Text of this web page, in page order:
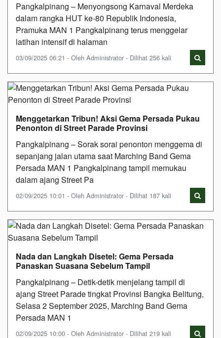
Pangkalpinang – Menyongsong Karnaval Merdeka
dalam rangka HUT ke-80 Republik Indonesia,
Pramuka MAN 1 Pangkalpinang terus menggelar
latihan intensif di halaman
03/09/2025 06:21 - Oleh Administrator - Dilihat 256 kali
Menggetarkan Tribun! Aksi Gema Persada Pukau
Penonton di Street Parade Provinsi
Pangkalpinang – Sorak sorai penonton menggema di
sepanjang jalan utama saat Marching Band Gema
Persada MAN 1 Pangkalpinang tampil memukau
dalam ajang Street Pa
02/09/2025 10:01 - Oleh Administrator - Dilihat 187 kali
Nada dan Langkah Disetel: Gema Persada
Panaskan Suasana Sebelum Tampil
Pangkalpinang – Detik-detik menjelang tampil di
ajang Street Parade tingkat Provinsi Bangka Belitung,
Selasa 2 September 2025, Marching Band Gema
Persada MAN 1
02/09/2025 10:00 - Oleh Administrator - Dilihat 219 kali